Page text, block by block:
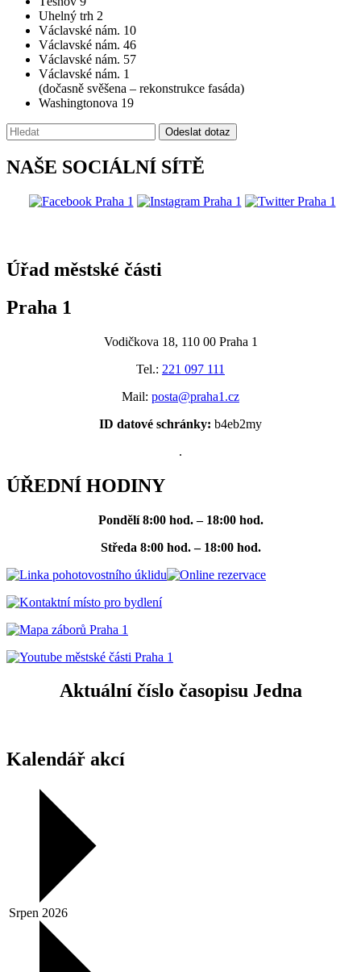
Uhelný trh 2
Václavské nám. 10
Václavské nám. 46
Václavské nám. 57
Václavské nám. 1
(dočasně svěšena – rekonstrukce fasáda)
Washingtonova 19
Vyhledávání:
Odeslat dotaz
NAŠE SOCIÁLNÍ SÍTĚ
Úřad městské části
Praha 1
Vodičkova 18, 110 00 Praha 1
Tel.: 221 097 111
Mail: posta@praha1.cz
ID datové schránky: b4eb2my
.
ÚŘEDNÍ HODINY
Pondělí 8:00 hod. – 18:00 hod.
Středa 8:00 hod. – 18:00 hod.
Aktuální číslo časopisu Jedna
Kalendář akcí
Srpen 2026